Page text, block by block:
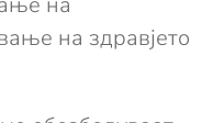
на здравјето